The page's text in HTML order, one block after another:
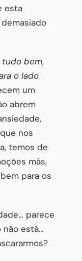
esta
tudo bem,
o lado
um
abrem
nos
temos de
más,
para os
parece
está…